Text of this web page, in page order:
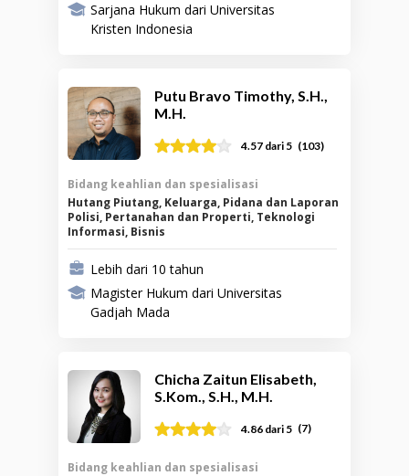
Sarjana Hukum dari Universitas
Kristen Indonesia
Putu Bravo Timothy, S.H.,
M.H.
4.57 dari 5 (103)
Bidang keahlian dan spesialisasi
Hutang Piutang, Keluarga, Pidana dan Laporan
Polisi, Pertanahan dan Properti, Teknologi
Informasi, Bisnis
Lebih dari 10 tahun
Magister Hukum dari Universitas
Gadjah Mada
Chicha Zaitun Elisabeth,
S.Kom., S.H., M.H.
4.86 dari 5 (7)
Bidang keahlian dan spesialisasi